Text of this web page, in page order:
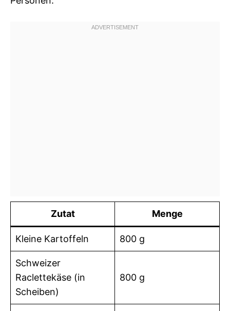
Zutat Menge
Kleine Kartoffeln 800 g
Schweizer
Raclettekäse (in
Scheiben)
800 g